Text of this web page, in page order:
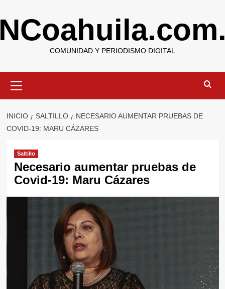
al
contenido
COMUNIDAD Y PERIODISMO DIGITAL
primario
INICIO SALTILLO
NECESARIO AUMENTAR PRUEBAS DE
COVID-19: MARU CÁZARES
Saltillo
Necesario aumentar pruebas de
Covid-19: Maru Cázares